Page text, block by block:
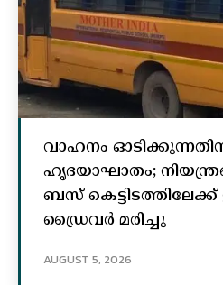
വാഹനം
ഹൃദയാഘാതം;
ബസ് കെട്ടിടത്തിലേക്ക്
ഡ്രൈവർ മരിച്ചു
AUGUST 5, 2026